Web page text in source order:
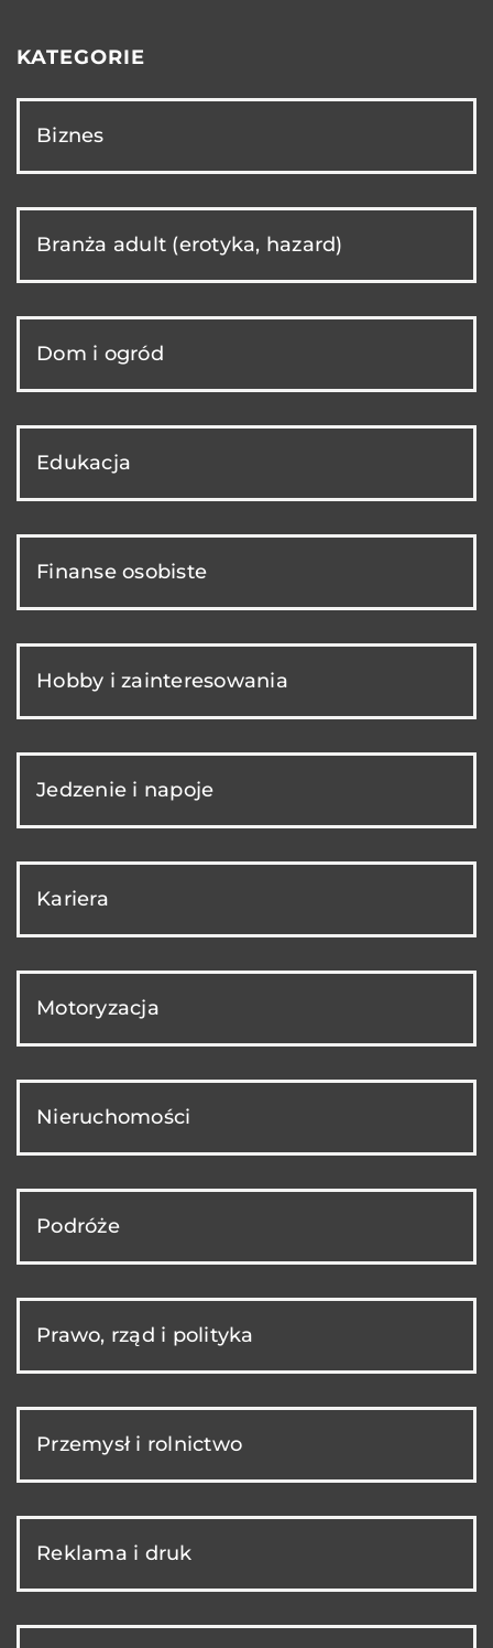
KATEGORIE
Biznes
Branża adult (erotyka, hazard)
Dom i ogród
Edukacja
Finanse osobiste
Hobby i zainteresowania
Jedzenie i napoje
Kariera
Motoryzacja
Nieruchomości
Podróże
Prawo, rząd i polityka
Przemysł i rolnictwo
Reklama i druk